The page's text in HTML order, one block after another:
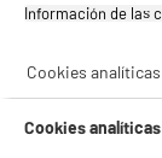
ELECTROCHOLLOS
Información de las
Cookies analíticas
Cookies analíticas